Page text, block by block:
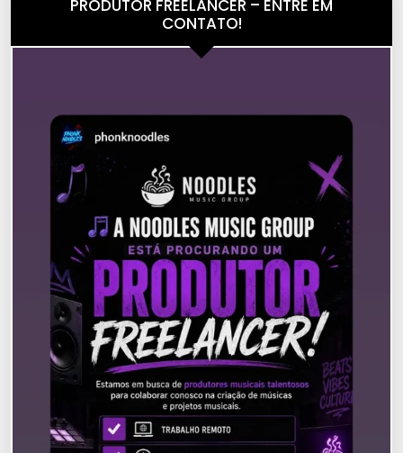
PRODUTOR FREELANCER – ENTRE EM
CONTATO!